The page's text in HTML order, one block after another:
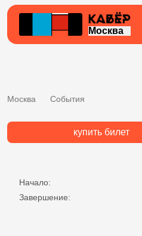
Москва
Москва События
купить билет
Начало:
Завершение: